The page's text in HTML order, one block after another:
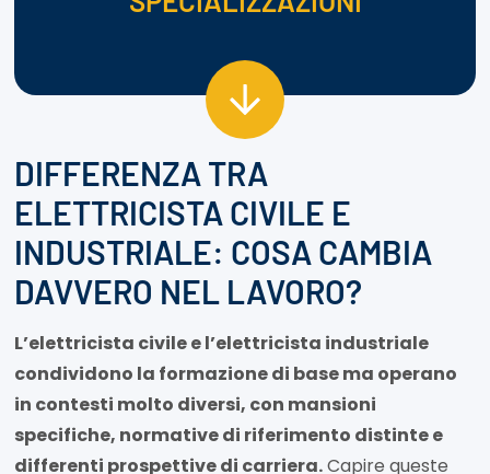
DIFFERENZA TRA
ELETTRICISTA CIVILE E
INDUSTRIALE: COSA CAMBIA
DAVVERO NEL LAVORO?
L’elettricista civile e l’elettricista industriale
condividono la formazione di base ma operano
in contesti molto diversi, con mansioni
specifiche, normative di riferimento distinte e
differenti prospettive di carriera.Capire queste